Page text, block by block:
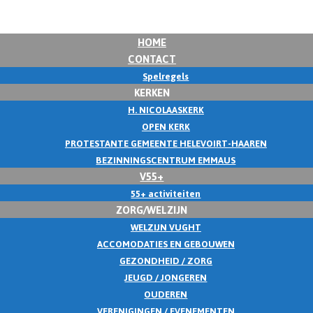
HOME
CONTACT
Spelregels
KERKEN
H. NICOLAASKERK
OPEN KERK
PROTESTANTE GEMEENTE HELEVOIRT-HAAREN
BEZINNINGSCENTRUM EMMAUS
V55+
55+ activiteiten
ZORG/WELZIJN
WELZIJN VUGHT
ACCOMODATIES EN GEBOUWEN
GEZONDHEID / ZORG
JEUGD / JONGEREN
OUDEREN